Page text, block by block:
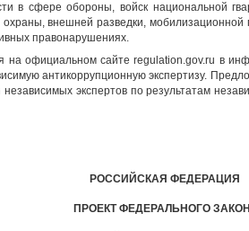
в сфере обороны, войск национальной
охраны, внешней разведки, мобилизационной
правонарушениях.
на официальном сайте regulation.gov.ru в
антикоррупционную экспертизу.
экспертов по результатам
РОССИЙСКАЯ ФЕДЕРАЦИЯ
ПРОЕКТ ФЕДЕРАЛЬНОГО